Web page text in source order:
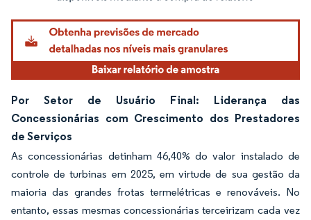
Por Setor de Usuário Final: Liderança das
Concessionárias com Crescimento dos Prestadores
de Serviços
As concessionárias detinham 46,40% do valor instalado de
controle de turbinas em 2025, em virtude de sua gestão da
maioria das grandes frotas termelétricas e renováveis. No
entanto, essas mesmas concessionárias terceirizam cada vez